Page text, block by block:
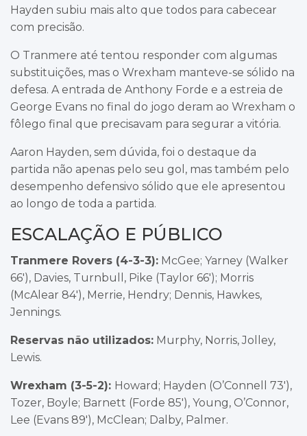
Hayden subiu mais alto que todos para cabecear
com precisão.
O Tranmere até tentou responder com algumas
substituições, mas o Wrexham manteve-se sólido na
defesa. A entrada de Anthony Forde e a estreia de
George Evans no final do jogo deram ao Wrexham o
fôlego final que precisavam para segurar a vitória.
Aaron Hayden, sem dúvida, foi o destaque da
partida não apenas pelo seu gol, mas também pelo
desempenho defensivo sólido que ele apresentou
ao longo de toda a partida.
ESCALAÇÃO E PÚBLICO
Tranmere Rovers (4-3-3): McGee; Yarney (Walker
66′), Davies, Turnbull, Pike (Taylor 66′); Morris
(McAlear 84′), Merrie, Hendry; Dennis, Hawkes,
Jennings.
Reservas não utilizados: Murphy, Norris, Jolley,
Lewis.
Wrexham (3-5-2): Howard; Hayden (O’Connell 73′),
Tozer, Boyle; Barnett (Forde 85′), Young, O’Connor,
Lee (Evans 89′), McClean; Dalby, Palmer.